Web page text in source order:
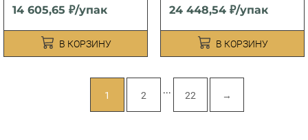
14 605,65 ₽/упак
В КОРЗИНУ
24 448,54 ₽/упак
В КОРЗИНУ
1 2 ... 22 →